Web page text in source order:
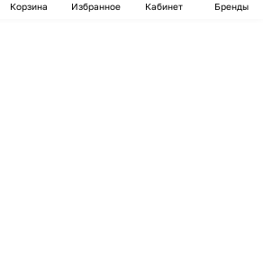
Корзина Избранное Кабинет Бренды